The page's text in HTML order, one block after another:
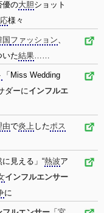
優の大胆ショット
様々
国 ファッション、
いた結果……
「Miss Wedding
ダーにインフルエ
由で炎上したポス
見える」“熱波ア
インフルエンサー
に